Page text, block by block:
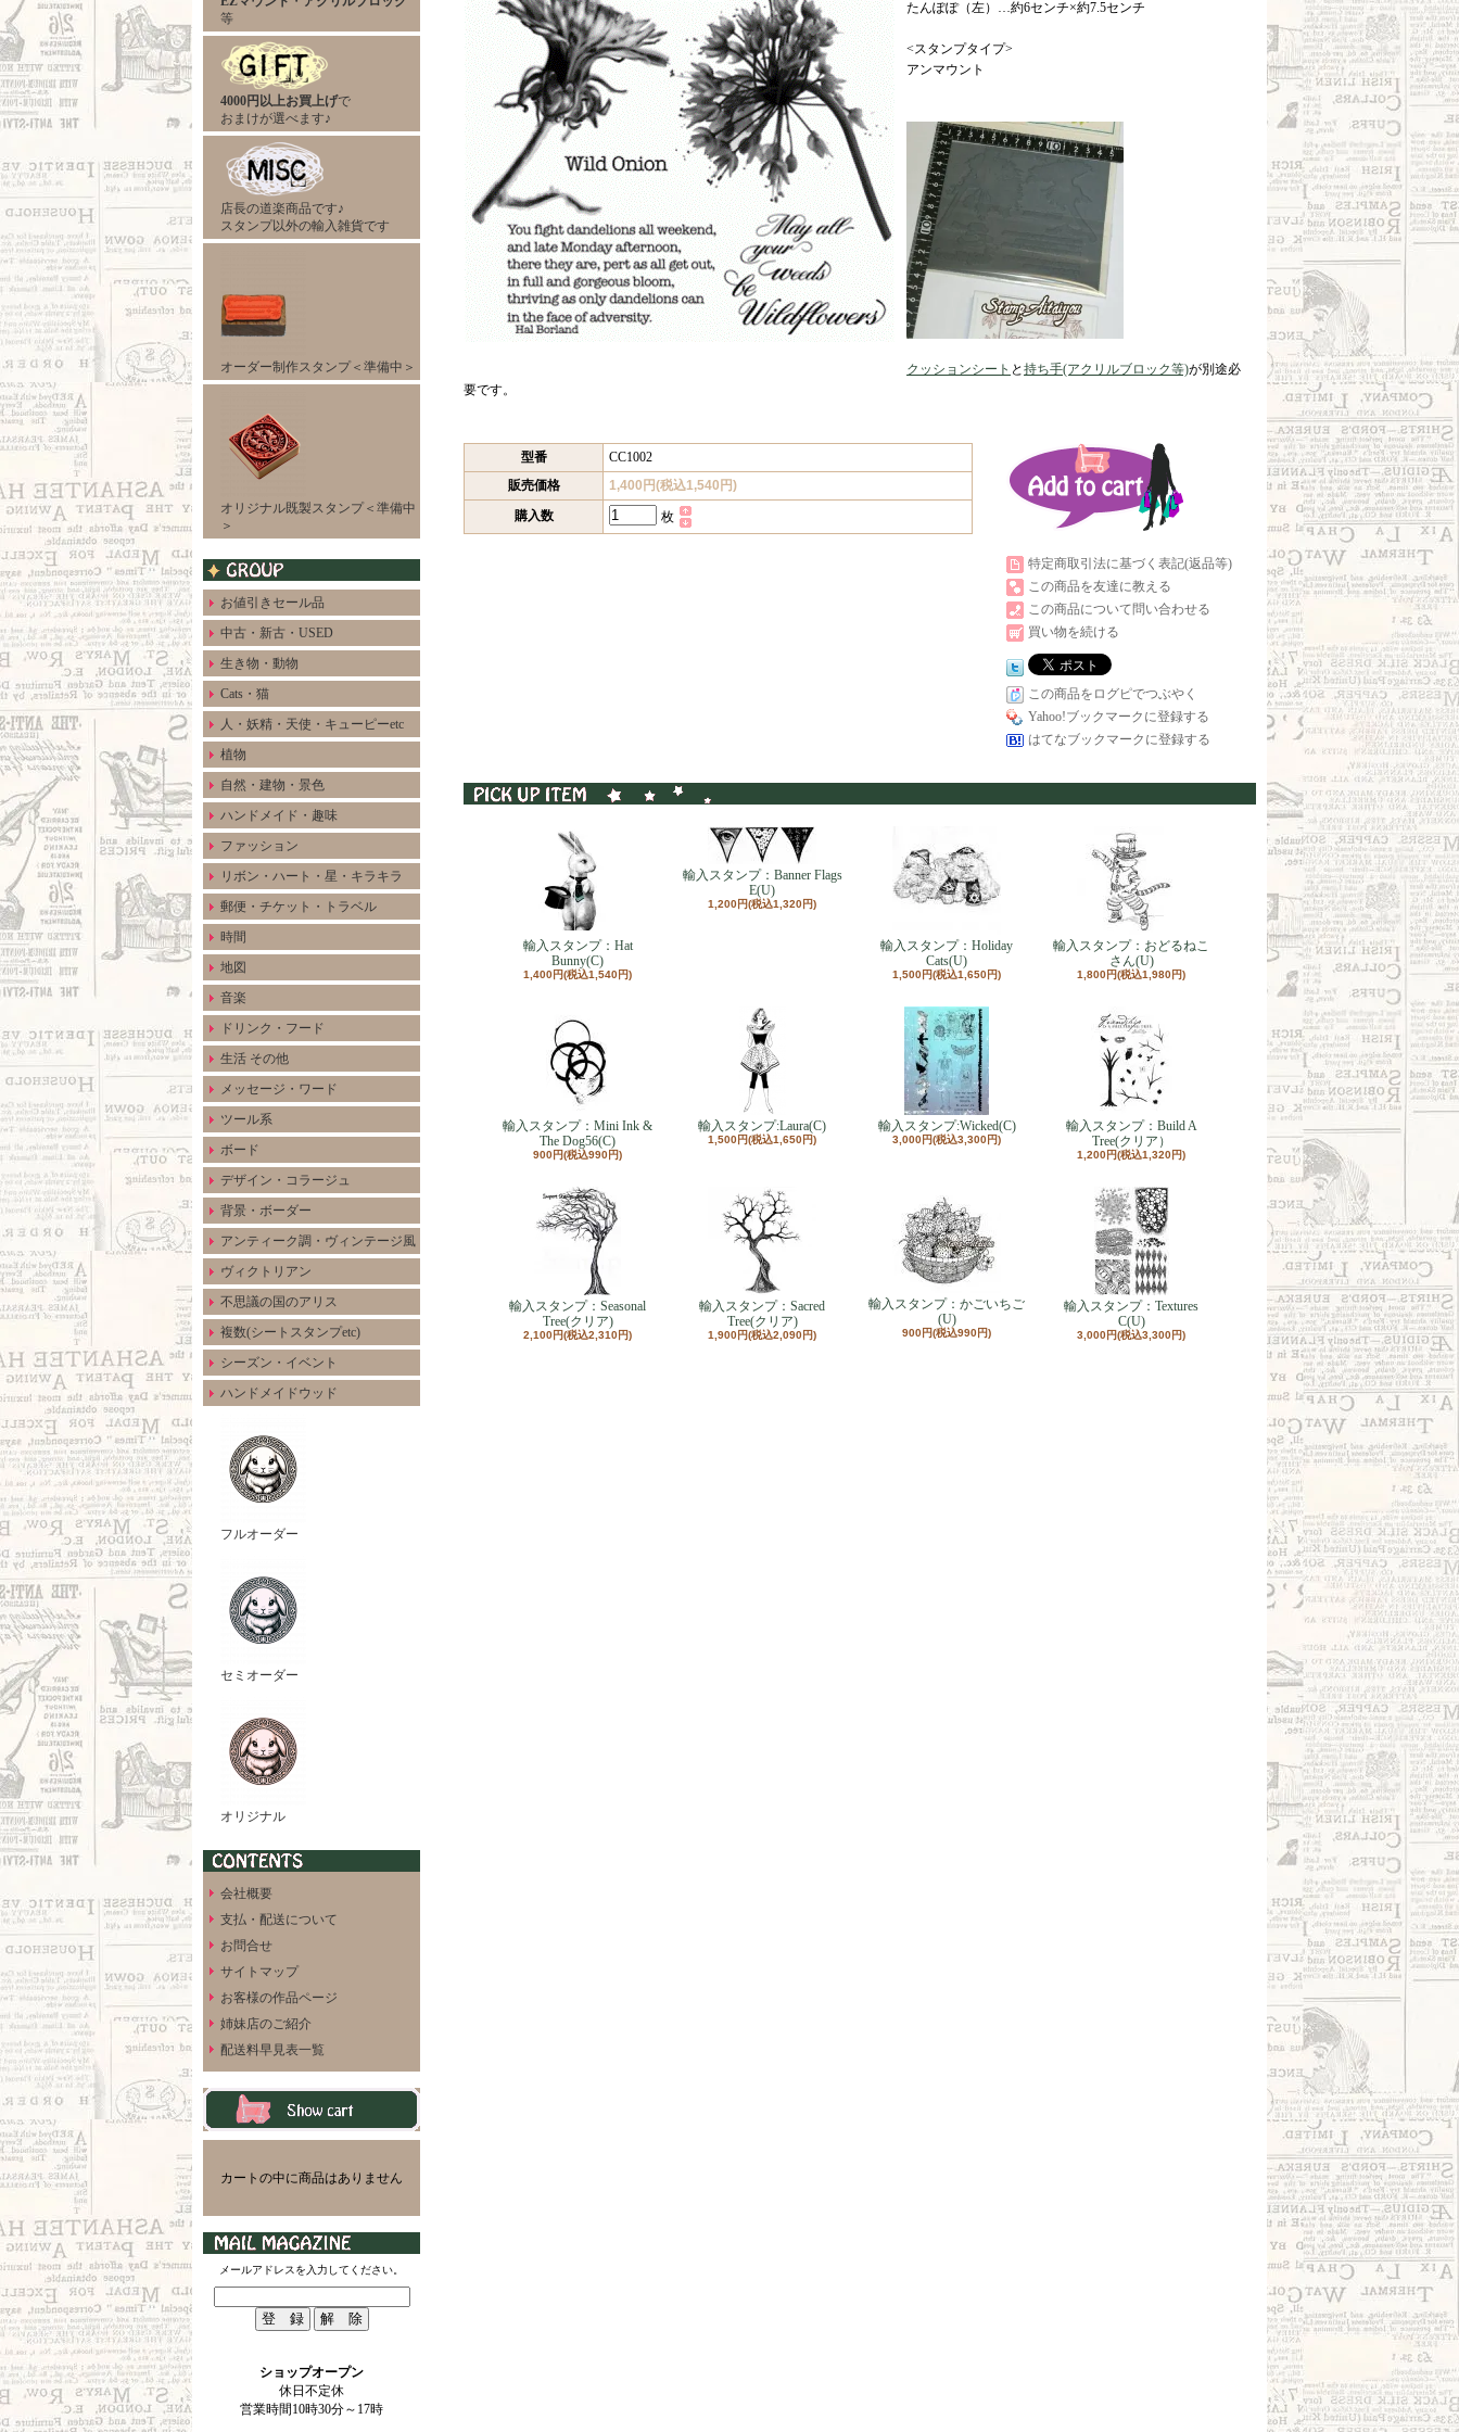
等
4000円以上お買上げで
おまけが選べます♪
店長の道楽商品です♪
スタンプ以外の輸入雑貨です
オーダー制作スタンプ＜準備中＞
オリジナル既製スタンプ＜準備中
＞
お値引きセール品
中古・新古・USED
生き物・動物
Cats・猫
人・妖精・天使・キューピーetc
植物
自然・建物・景色
ハンドメイド・趣味
ファッション
リボン・ハート・星・キラキラ
郵便・チケット・トラベル
時間
地図
音楽
ドリンク・フード
生活 その他
メッセージ・ワード
ツール系
ボード
デザイン・コラージュ
背景・ボーダー
アンティーク調・ヴィンテージ風
ヴィクトリアン
不思議の国のアリス
複数(シートスタンプetc)
シーズン・イベント
ハンドメイドウッド
フルオーダー
セミオーダー
オリジナル
会社概要
支払・配送について
お問合せ
サイトマップ
お客様の作品ページ
姉妹店のご紹介
配送料早見表一覧
カートの中に商品はありません
メールアドレスを入力してください。
ショップオープン
休日不定休
営業時間10時30分～17時
たんぽぽ（左）…約6センチ×約7.5センチ
<スタンプタイプ>
アンマウント
クッションシート と持ち手(アクリルブロック等)が別途必
要です。
型番
CC1002
販売価格
1,400円(税込1,540円)
購入数
枚
特定商取引法に基づく表記(返品等)
この商品を友達に教える
この商品について問い合わせる
買い物を続ける
この商品をログピでつぶやく
Yahoo!ブックマークに登録する
はてなブックマークに登録する
輸入スタンプ：Hat
Bunny(C)
1,400円(税込1,540円)
輸入スタンプ：Banner Flags
E(U)
1,200円(税込1,320円)
輸入スタンプ：Holiday
Cats(U)
1,500円(税込1,650円)
輸入スタンプ：おどるねこ
さん(U)
1,800円(税込1,980円)
輸入スタンプ：Mini Ink &
The Dog56(C)
900円(税込990円)
輸入スタンプ:Laura(C)
1,500円(税込1,650円)
輸入スタンプ:Wicked(C)
3,000円(税込3,300円)
輸入スタンプ：Build A
Tree(クリア）
1,200円(税込1,320円)
輸入スタンプ：Seasonal
Tree(クリア)
2,100円(税込2,310円)
輸入スタンプ：Sacred
Tree(クリア)
1,900円(税込2,090円)
輸入スタンプ：かごいちご
(U)
900円(税込990円)
輸入スタンプ：Textures
C(U)
3,000円(税込3,300円)